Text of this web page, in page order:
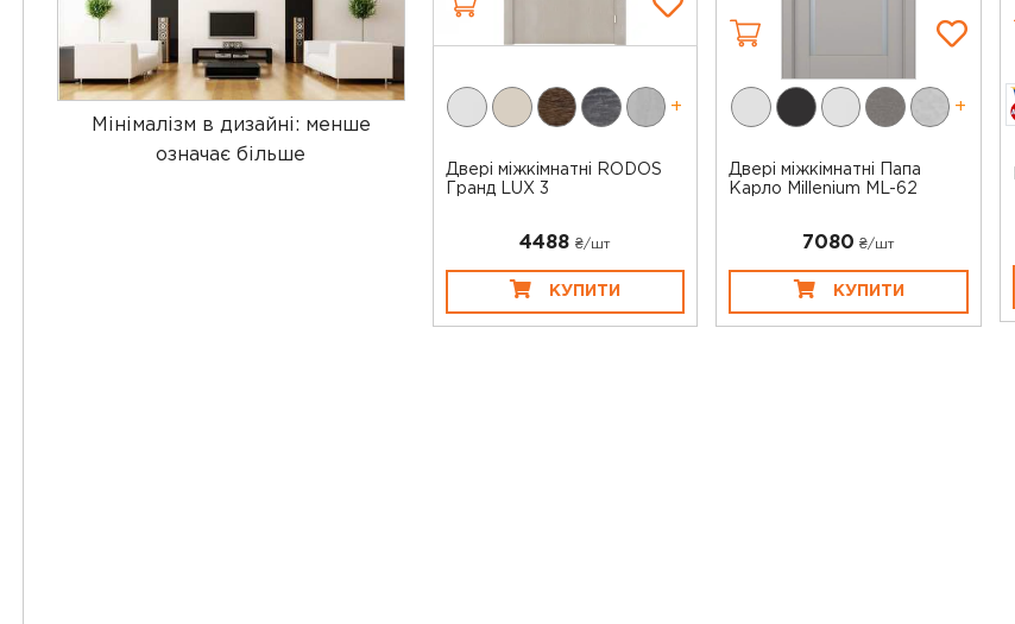
Мінімалізм в дизайні: менше
означає більше
+
Двері міжкімнатні RODOS
Гранд LUX 3
4488 ₴/шт
КУПИТИ
+
Двері міжкімнатні Папа
Карло Millenium ML-62
7080 ₴/шт
КУПИТИ